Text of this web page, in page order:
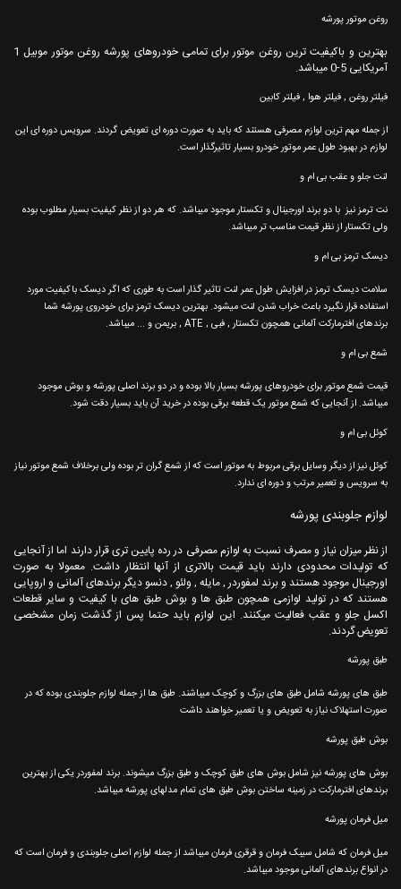
روغن موتور پورشه
بهترین و باکیفیت ترین روغن موتور برای تمامی خودروهای پورشه روغن موتور موبیل 1
آمریکایی 5-0 میباشد.
فیلتر روغن , فیلتر هوا , فیلتر کابین
از جمله مهم ترین لوازم مصرفی هستند که باید به صورت دوره ای تعویض گردند. سرویس دوره ای این
لوازم در بهبود طول عمر موتور خودرو بسیار تاثیرگذار است.
لنت جلو و عقب بی ام و
نت ترمز نیز با دو برند اورجینال و تکستار موجود میباشد. که هر دو از نظر کیفیت بسیار مطلوب بوده
ولی تکستار از نظر قیمت مناسب تر میباشد.
دیسک ترمز بی ام و
سلامت دیسک ترمز در افزایش طول عمر لنت تاثیر گذار است به طوری که اگر دیسک باکیفیت مورد
استفاده قرار نگیرد باعث خراب شدن لنت میشود. بهترین دیسک ترمز برای خودروی پورشه شما
برندهای افترمارکت آلمانی همچون تکستار , فبی , ATE , بریمن و ... میباشد.
شمع بی ام و
قیمت شمع موتور برای خودروهای پورشه بسیار بالا بوده و در دو برند اصلی پورشه و بوش موجود
میباشد. از آنجایی که شمع موتور یک قطعه برقی بوده در خرید آن باید بسیار دقت شود.
کوئل بی ام و
کوئل نیز از دیگر وسایل برقی مربوط به موتور است که از شمع گران تر بوده ولی برخلاف شمع موتور نیاز
به سرویس و تعمیر مرتب و دوره ای ندارد.
لوازم جلوبندی پورشه
از نظر میزان نیاز و مصرف نسبت به لوازم مصرفی در رده پایین تری قرار دارند اما از آنجایی
که تولیدات محدودی دارند باید قیمت بالاتری از آنها انتظار داشت. معمولا به صورت
اورجینال موجود هستند و برند لمفوردر , مایله , ولئو , دنسو دیگر برندهای آلمانی و اروپایی
هستند که در تولید لوازمی همچون طبق ها و بوش طبق های با کیفیت و سایر قطعات
اکسل جلو و عقب فعالیت میکنند. این لوازم باید حتما پس از گذشت زمان مشخصی
تعویض گردند.
طبق پورشه
طبق های پورشه شامل طبق های بزرگ و کوچک میباشند. طبق ها از جمله لوازم جلوبندی بوده که در
صورت استهلاک نیاز به تعویض و یا تعمیر خواهند داشت
بوش طبق پورشه
بوش های پورشه نیز شامل بوش های طبق کوچک و طبق بزرگ میشوند. برند لمفوردر یکی از بهترین
برندهای افترمارکت در زمینه ساختن بوش طبق های تمام مدلهای پورشه میباشد.
میل فرمان پورشه
میل فرمان که شامل سیبک فرمان و قرقری فرمان میباشد از جمله لوازم اصلی جلوبندی و فرمان است که
در انواع برندهای آلمانی موجود میباشد.